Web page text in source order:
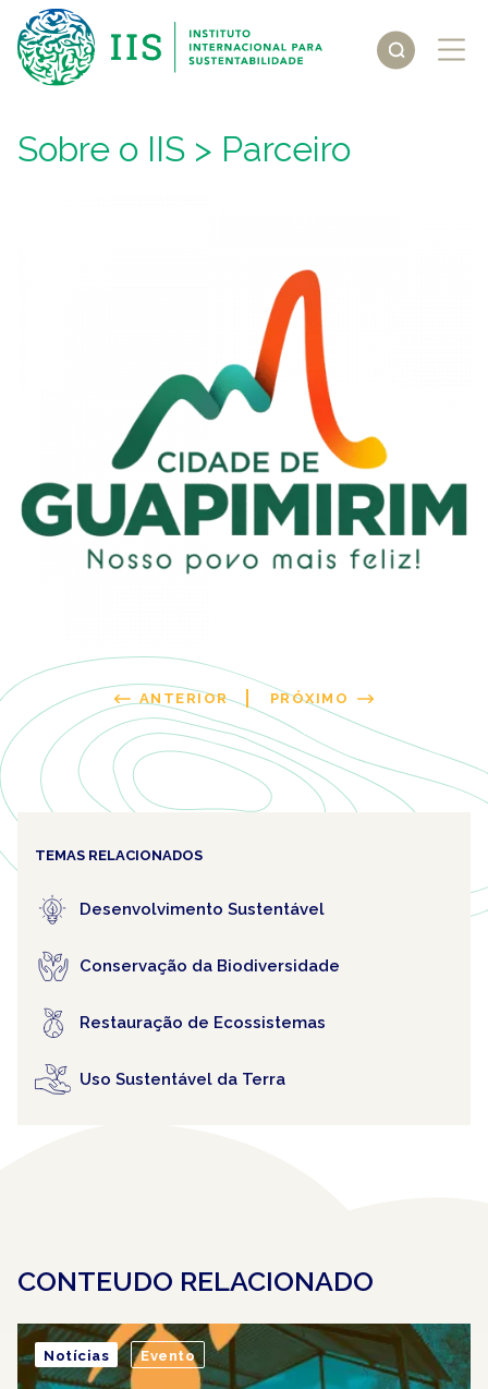
Sobre o IIS > Parceiro
ANTERIOR PRÓXIMO
TEMAS RELACIONADOS
Desenvolvimento Sustentável
Conservação da Biodiversidade
Restauração de Ecossistemas
Uso Sustentável da Terra
CONTEUDO RELACIONADO
Notícias Evento